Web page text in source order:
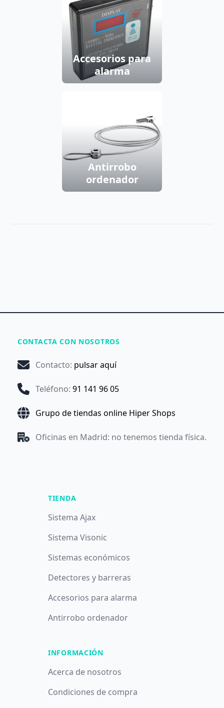
Accesorios para
alarma
Antirrobo
ordenador
CONTACTA CON NOSOTROS
Contacto: pulsar aquí
Teléfono: 91 141 96 05
Grupo de tiendas online Hiper Shops
Oficinas en Madrid: no tenemos tienda física.
TIENDA
Sistema Ajax
Sistema Visonic
Sistemas económicos
Detectores y barreras
Accesorios para alarma
Antirrobo ordenador
INFORMACIÓN
Acerca de nosotros
Condiciones de compra